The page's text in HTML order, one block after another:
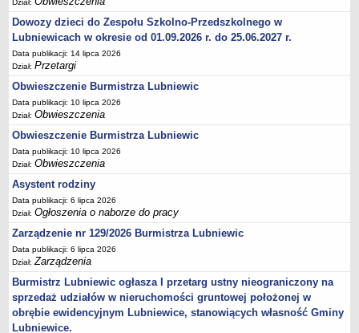
Plan pracy Komisji Rewizyjnej
Plan pracy pozostałych Komisji
Oświadczenia majątkowe
Interpelacje radnych wraz z odpowiedziami
Apele
JEDNOSTKI ORGANIZACYJNE
Biblioteka - Centrum Kultury
Zespół Szkolno-Przedszkolny
Miejsko-Gminny Ośrodek Pomocy Społecznej
Zakład Gospodarki Komunalnej
Środowiskowy Dom Samopomocy
MAJĄTEK I FINANSE
Budżet Gminy
Majątek Gminy
Sprawozdania z wykonania budżetu - kwartalne
Dział:
Dowozy dzieci do Zespołu Szkolno-Przedszkolnego w
Lubniewicach w okresie od 01.09.2026 r. do 25.06.2027 r.
Data publikacji: 14 lipca 2026
Dział:Przetargi
Obwieszczenie Burmistrza Lubniewic
Data publikacji: 10 lipca 2026
Dział:Obwieszczenia
Obwieszczenie Burmistrza Lubniewic
Data publikacji: 10 lipca 2026
Dział:Obwieszczenia
Asystent rodziny
Data publikacji: 6 lipca 2026
Dział:Ogłoszenia o naborze do pracy
Zarządzenie nr 129/2026 Burmistrza Lubniewic
Data publikacji: 6 lipca 2026
Dział:Zarządzenia
Burmistrz Lubniewic ogłasza I przetarg ustny nieograniczony na
sprzedaż udziałów w nieruchomości gruntowej położonej w
obrębie ewidencyjnym Lubniewice, stanowiących własność Gminy
Lubniewice.